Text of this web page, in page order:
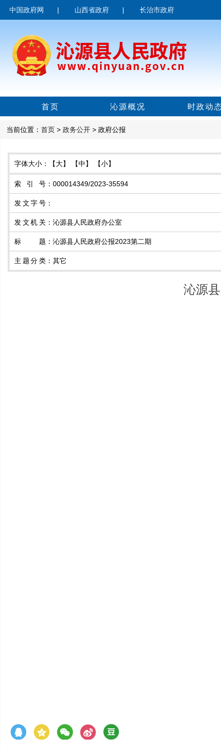
中国政府网 | 山西省政府 | 长治市政府
首页 沁源概况 时政动
当前位置： 首页 > 政务公开 > 政府公报
字体大小： 【大】 【中】 【小】
索引号 ： 000014349/2023-35594
发文字号 ：
发文机关 ： 沁源县人民政府办公室
标题 ： 沁源县人民政府公报2023第二期
主题分类 ： 其它
沁源